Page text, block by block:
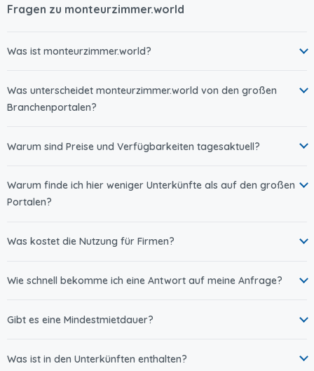
Fragen zu monteurzimmer.world
Was ist monteurzimmer.world?
Was unterscheidet monteurzimmer.world von den großen
Branchenportalen?
Warum sind Preise und Verfügbarkeiten tagesaktuell?
Warum finde ich hier weniger Unterkünfte als auf den großen
Portalen?
Was kostet die Nutzung für Firmen?
Wie schnell bekomme ich eine Antwort auf meine Anfrage?
Gibt es eine Mindestmietdauer?
Was ist in den Unterkünften enthalten?